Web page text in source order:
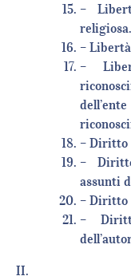
–
religiosa.
–
–
– Diritto
–
assunti
– Diritto
–
II.